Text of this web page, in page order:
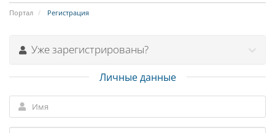
Портал Регистрация
Уже зарегистрированы?
Личные данные